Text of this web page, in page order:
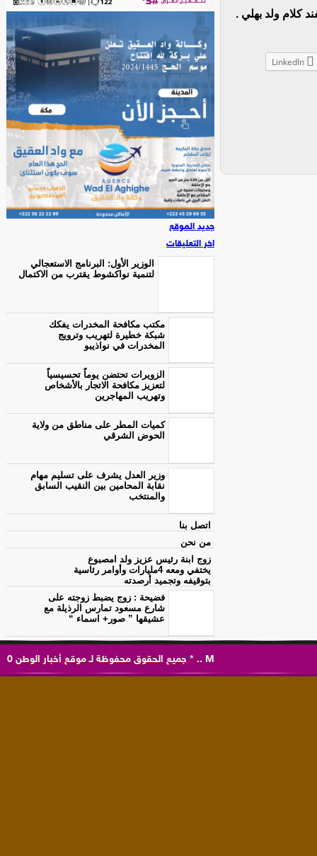
كلام ولد بهلي .
LinkedIn
جديد الموقع
اخر التعليقات
الوزير الأول: البرنامج الاستعجالي
لتنمية نواكشوط يقترب من الاكتمال
مكتب مكافحة المخدرات يفكك
شبكة خطيرة لتهريب وترويج
المخدرات في نواذيبو
الزويرات تحتضن يوماً تحسيسياً
لتعزيز مكافحة الاتجار بالأشخاص
وتهريب المهاجرين
كميات المطر على مناطق من ولاية
الحوض الشرقي
وزير العدل يشرف على تسليم مهام
نقابة المحامين بين النقيب السابق
والمنتخب
اتصل بنا
من نحن
زوج ابنة رئيس عزيز ولد امصبوع
يختفي ومعه 4مليارات وأوامر رئاسية
بتوقيفه وتجميد أرصدته
فضيحة : زوج يضبط زوجته على
شارع مسعود تمارس الرذيلة مع
عشيقها ” صور+ اسماء “
M
..
* جميع الحقوق محفوظة لـموقع أخبار الوطن 0